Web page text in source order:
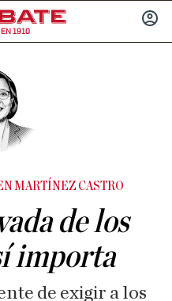
1910
MARTÍNEZ CASTRO
de los
importa
de exigir a los